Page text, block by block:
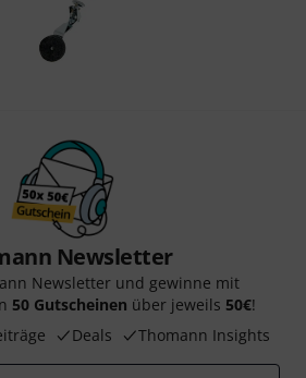
Newsletter
Newsletter und gewinne mit
50 Gutscheinen über jeweils 50€!
Deals Thomann Insights